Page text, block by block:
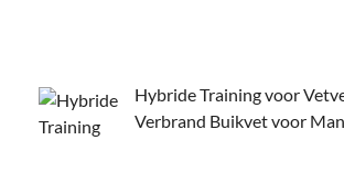
Hybride Training voor
Verbrand Buikvet voor